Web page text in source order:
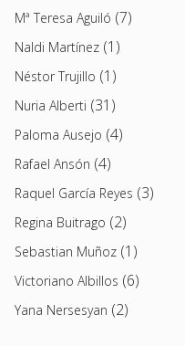
Mª Teresa Aguiló (7)
Naldi Martínez (1)
Néstor Trujillo (1)
Nuria Alberti (31)
Paloma Ausejo (4)
Rafael Ansón (4)
Raquel García Reyes (3)
Regina Buitrago (2)
Sebastian Muñoz (1)
Victoriano Albillos (6)
Yana Nersesyan (2)